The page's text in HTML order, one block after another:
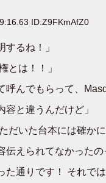
ID:Z9FKmAfZ0
るね！」
とは！！」
んでもらって、
と違うんだけど」
だいた台本には確か
伝えられてなかっ
通りです！ それで